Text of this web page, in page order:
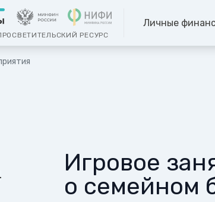
РЕСУРС
Личные
Игровое
о семейном